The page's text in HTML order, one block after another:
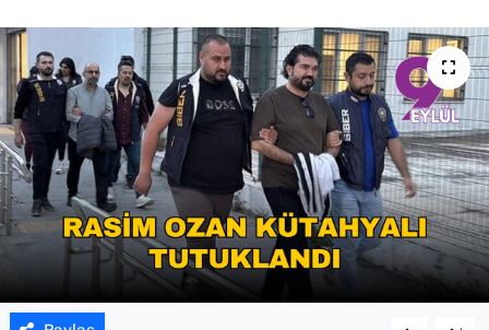
SPOR
TEKNOLOJİ
YAŞAM
YEREL YÖNETİMLER